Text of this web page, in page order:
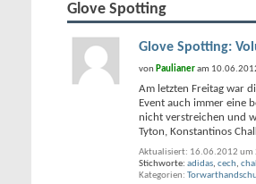
Glove Spotting
Glove Spotting:
von Paulianeram
Am letzten Freitag war
Event auch immer eine
nicht verstreichen und
Tyton, Konstantinos
Aktualisiert: 16.06.2012 um
Stichworte: adidas, cech,
Kategorien